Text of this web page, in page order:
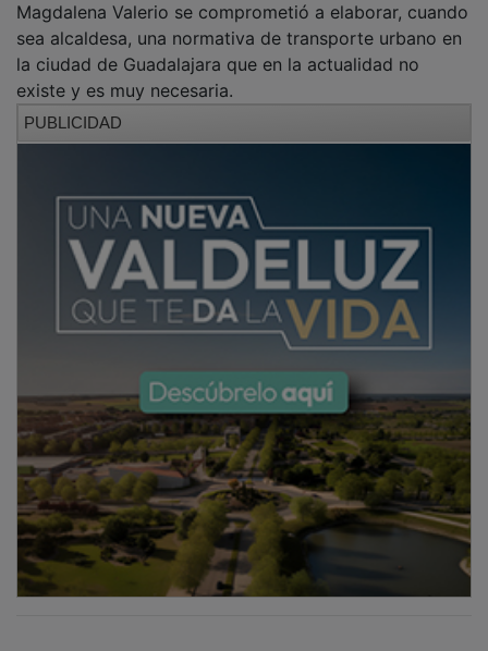
Magdalena Valerio se comprometió a elaborar, cuando
sea alcaldesa, una normativa de transporte urbano en
la ciudad de Guadalajara que en la actualidad no
existe y es muy necesaria.
PUBLICIDAD